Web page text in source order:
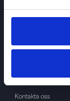
OmAktiekampen
About cookies
GDPR
Kontakta oss